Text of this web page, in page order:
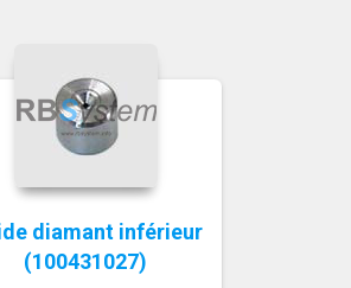
diamant inférieur
(100431027)